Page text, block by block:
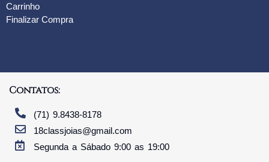
Carrinho
Finalizar Compra
Contatos:
(71) 9.8438-8178
18classjoias@gmail.com
Segunda a Sábado 9:00 as 19:00